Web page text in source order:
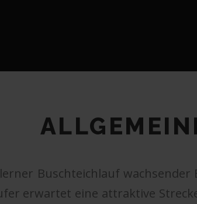
Buschteichlauf
erwartet eine attraktive